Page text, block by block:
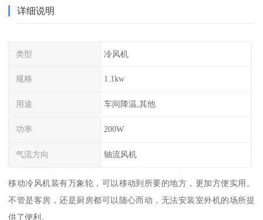
详细说明
类型 冷风机
规格 1.1kw
用途 车间降温,其他
功率 200W
气流方向 轴流风机
移动冷风机装有万象轮，可以移动到所要的地方，更加方便实用。
不管是客房，还是厨房都可以随心而动，无法安装室外机的场所提
供了便利。